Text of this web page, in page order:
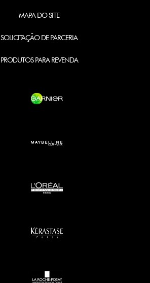
MAPA DO SITE
SOLICITAÇÃO DE PARCERIA
PRODUTOS PARA REVENDA